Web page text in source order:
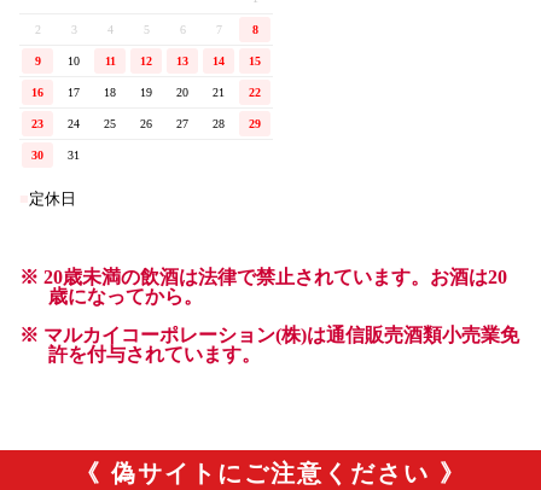
《 偽サイトにご注意ください 》